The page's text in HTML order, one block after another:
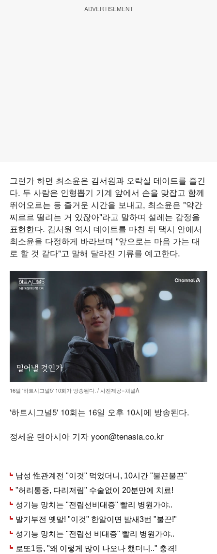
ADVERTISEMENT
그런가 하면 최소윤은 김서원과 오락실 데이트를 즐긴
다. 두 사람은 인형뽑기 기계 앞에서 손을 맞잡고 함께
뛰어오르는 등 즐거운 시간을 보내고, 최소윤은 "약간
찌르르 떨리는 거 있잖아"라고 말하며 설레는 감정을
표현한다. 김서원 역시 데이트를 마친 뒤 택시 안에서
최소윤을 다정하게 바라보며 "앞으로는 마음 가는 대
로 할 것 같다"고 말해 달라진 기류를 예고한다.
16일 '하트시그널5' 10회가 방송된다. / 사진제공=채널A
'하트시그널5' 10회는 16일 오후 10시에 방송된다.
정세윤 텐아시아 기자 yoon@tenasia.co.kr